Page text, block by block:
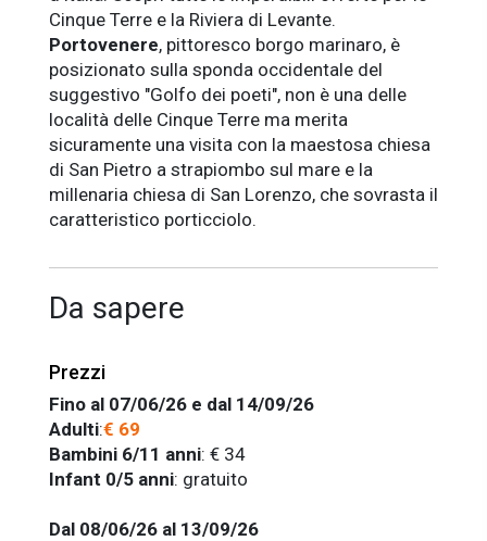
Cinque Terre e la Riviera di Levante.
Portovenere, pittoresco borgo marinaro, è
posizionato sulla sponda occidentale del
suggestivo "Golfo dei poeti", non è una delle
località delle Cinque Terre ma merita
sicuramente una visita con la maestosa chiesa
di San Pietro a strapiombo sul mare e la
millenaria chiesa di San Lorenzo, che sovrasta il
caratteristico porticciolo.
Da sapere
Prezzi
Fino al 07/06/26 e dal 14/09/26
Adulti:€ 69
Bambini 6/11 anni: € 34
Infant 0/5 anni: gratuito
Dal 08/06/26 al 13/09/26